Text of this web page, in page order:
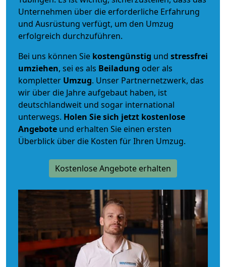
Unternehmen über die erforderliche Erfahrung
und Ausrüstung verfügt, um den Umzug
erfolgreich durchzuführen.
Bei uns können Sie kostengünstig und stressfrei
umziehen, sei es als Beiladung oder als
kompletter Umzug. Unser Partnernetzwerk, das
wir über die Jahre aufgebaut haben, ist
deutschlandweit und sogar international
unterwegs. Holen Sie sich jetzt kostenlose
Angebote und erhalten Sie einen ersten
Überblick über die Kosten für Ihren Umzug.
Kostenlose Angebote erhalten